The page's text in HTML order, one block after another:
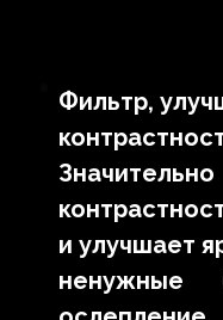
Фильтр,
и улучшает
ненужные